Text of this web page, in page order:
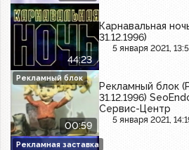
44:23
Карнавальная
31.12.1996)
5 января 2021,
00:59
Рекламный блок
31.12.1996)
Сервис-Центр
5 января 2021,
Рекламный блок
Рекламная заставка